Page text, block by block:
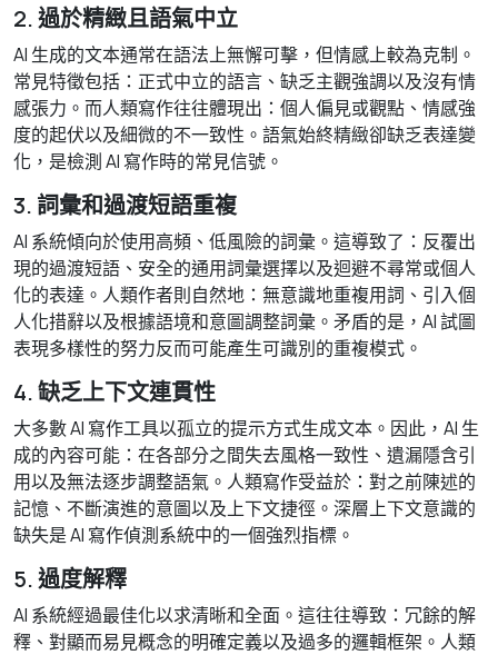
2. 過於精緻且語氣中立
AI 生成的文本通常在語法上無懈可擊，但情感上較為克制。
常見特徵包括：正式中立的語言、缺乏主觀強調以及沒有情
感張力。而人類寫作往往體現出：個人偏見或觀點、情感強
度的起伏以及細微的不一致性。語氣始終精緻卻缺乏表達變
化，是檢測 AI 寫作時的常見信號。
3. 詞彙和過渡短語重複
AI 系統傾向於使用高頻、低風險的詞彙。這導致了：反覆出
現的過渡短語、安全的通用詞彙選擇以及迴避不尋常或個人
化的表達。人類作者則自然地：無意識地重複用詞、引入個
人化措辭以及根據語境和意圖調整詞彙。矛盾的是，AI 試圖
表現多樣性的努力反而可能產生可識別的重複模式。
4. 缺乏上下文連貫性
大多數 AI 寫作工具以孤立的提示方式生成文本。因此，AI 生
成的內容可能：在各部分之間失去風格一致性、遺漏隱含引
用以及無法逐步調整語氣。人類寫作受益於：對之前陳述的
記憶、不斷演進的意圖以及上下文捷徑。深層上下文意識的
缺失是 AI 寫作偵測系統中的一個強烈指標。
5. 過度解釋
AI 系統經過最佳化以求清晰和全面。這往往導致：冗餘的解
釋、對顯而易見概念的明確定義以及過多的邏輯框架。人類